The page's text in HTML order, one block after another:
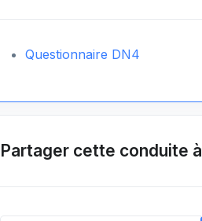
Questionnaire DN4
Partager cette conduite